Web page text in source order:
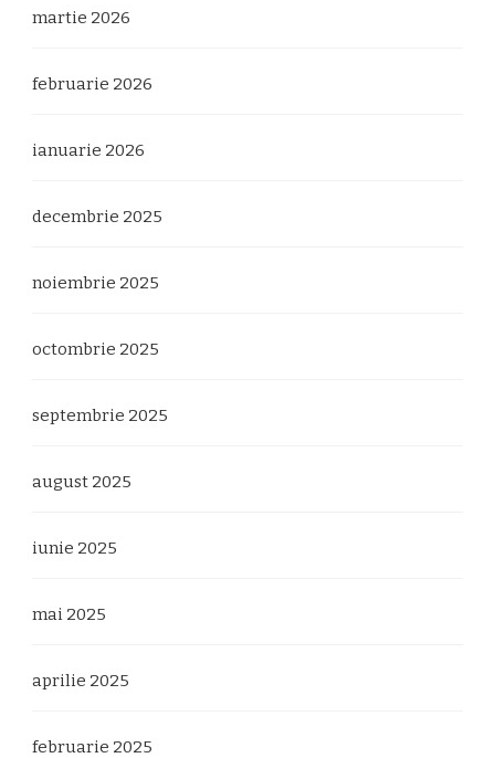
martie 2026
februarie 2026
ianuarie 2026
decembrie 2025
noiembrie 2025
octombrie 2025
septembrie 2025
august 2025
iunie 2025
mai 2025
aprilie 2025
februarie 2025